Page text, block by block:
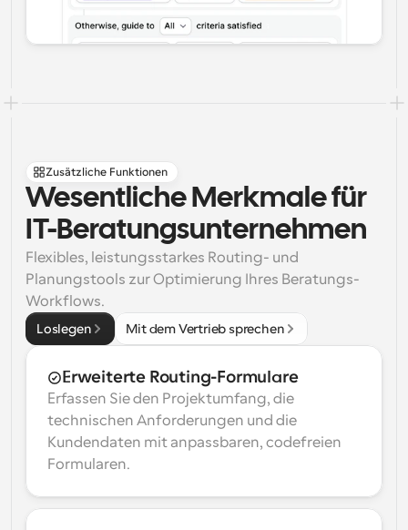
Zusätzliche Funktionen
Wesentliche Merkmale für
IT-Beratungsunternehmen
Flexibles, leistungsstarkes Routing- und
Planungstools zur Optimierung Ihres Beratungs-
Workflows.
Loslegen Mit dem Vertrieb sprechen
Erweiterte Routing-Formulare
Erfassen Sie den Projektumfang, die
technischen Anforderungen und die
Kundendaten mit anpassbaren, codefreien
Formularen.